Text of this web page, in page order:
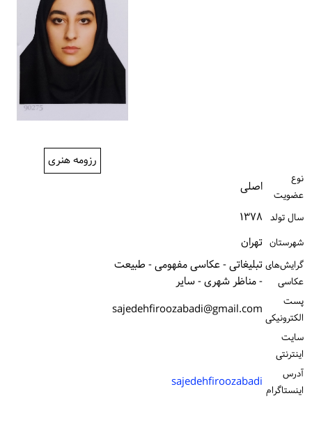
رزومه هنری
نوع
عضویت
اصلی
سال تولد ۱۳۷۸
شهرستان تهران
گرایش‌های
عکاسی
تبلیغاتی - عکاسی مفهومی - طبیعت
- مناظر شهری - سایر
پست
الكترونیكی sajedehfiroozabadi@gmail.com
سایت
اینترنتی
آدرس
اینستاگرام sajedehfiroozabadi